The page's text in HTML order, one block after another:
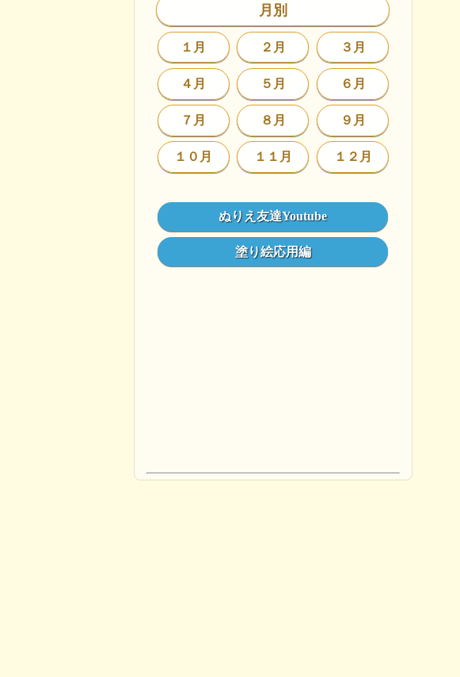
月別
１月 ２月 ３月
４月 ５月 ６月
７月 ８月 ９月
１０月 １１月 １２月
ぬりえ友達Youtube
塗り絵応用編